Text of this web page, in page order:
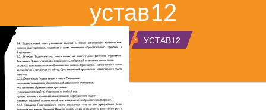
устав12
ГЛАВНАЯ УСТАВ12